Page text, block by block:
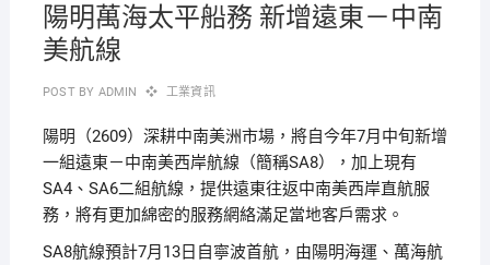
陽明萬海太平船務 新增遠東－中南
美航線
POST BY ADMIN 工業資訊
陽明（2609）深耕中南美洲市場，將自今年7月中旬新增
一組遠東－中南美西岸航線（簡稱SA8），加上現有
SA4、SA6二組航線，提供遠東往返中南美西岸直航服
務，將有更加綿密的服務網絡滿足當地客戶需求。
SA8航線預計7月13日自寧波首航，由陽明海運、萬海航